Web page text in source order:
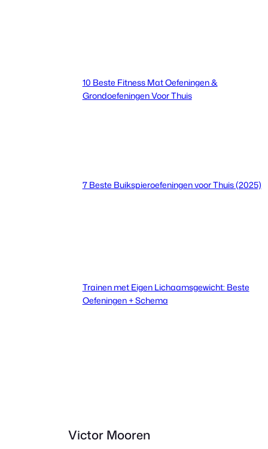
10 Beste Fitness Mat Oefeningen &
Grondoefeningen Voor Thuis
7 Beste Buikspieroefeningen voor Thuis (2025)
Trainen met Eigen Lichaamsgewicht: Beste
Oefeningen + Schema
Victor Mooren